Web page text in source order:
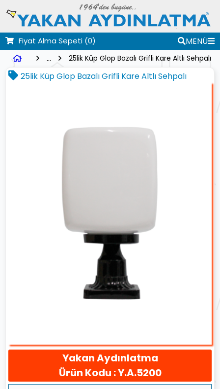
Fiyat Alma Sepeti (0)
MENÜ
...
25lik Küp Glop Bazalı Grifli Kare Altlı Sehpalı
25lik Küp Glop Bazalı Grifli Kare Altlı Sehpalı
Yakan Aydınlatma
Ürün Kodu : Y.A.5200